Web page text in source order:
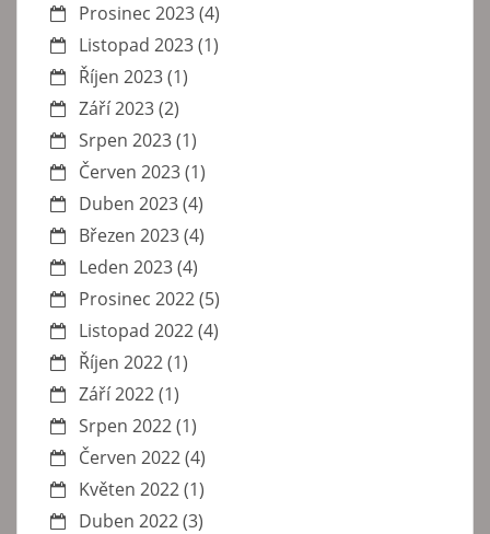
Prosinec 2023(4)
Listopad 2023(1)
Říjen 2023(1)
Září 2023(2)
Srpen 2023(1)
Červen 2023(1)
Duben 2023(4)
Březen 2023(4)
Leden 2023(4)
Prosinec 2022(5)
Listopad 2022(4)
Říjen 2022(1)
Září 2022(1)
Srpen 2022(1)
Červen 2022(4)
Květen 2022(1)
Duben 2022(3)